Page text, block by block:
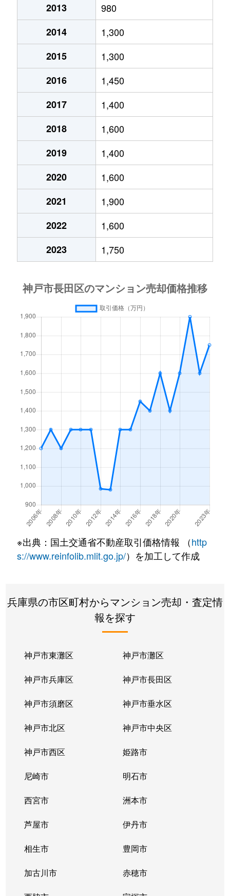
滝谷町 400万円
戸崎通
2,400万円
長田町
1,600万円
長田天神町
880万円
長楽町
830万円
長楽町
1,000万円
西丸山町
650万円
二番町
600万円
萩乃町
480万円
林山町
580万円
林山町
900万円
二葉町
3,000万円 駒ケ林
2,900万円 駒ケ林
二葉町
房王寺町
1,100万円 長田(神戸電鉄)
細田町
新長田
鷹取
本庄町
800万円
本庄町
1,300万円
2,000万円
松野通
1,800万円 新長田
徒
松野通
3,200万円 新長田
松野通
860万円 新長田
四番町
1,600万円 高速長田
徒
1,900万円
若松町
新長田
2013
980
2014
1,300
2015
1,300
2016
1,450
2017
1,400
2018
1,600
2019
1,400
2020
1,600
2021
1,900
2022
1,600
2023
1,750
※出典：国土交通省不動産取引価格情報 （http
s://www.reinfolib.mlit.go.jp/）を加工して作成
兵庫県の市区町村からマンション売却・査定情
報を探す
神戸市東灘区 神戸市灘区
神戸市兵庫区 神戸市長田区
神戸市須磨区 神戸市垂水区
神戸市北区 神戸市中央区
神戸市西区 姫路市
尼崎市 明石市
西宮市 洲本市
芦屋市 伊丹市
相生市 豊岡市
加古川市 赤穂市